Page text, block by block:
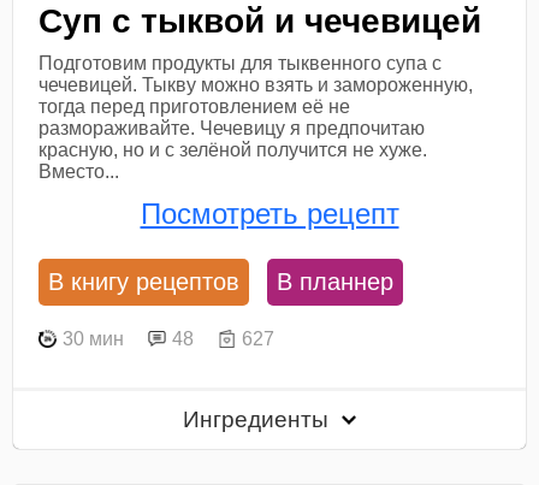
Суп с тыквой и чечевицей
Подготовим продукты для тыквенного супа с
чечевицей. Тыкву можно взять и замороженную,
тогда перед приготовлением её не
размораживайте. Чечевицу я предпочитаю
красную, но и с зелёной получится не хуже.
Вместо...
Посмотреть рецепт
В книгу рецептов В планнер
30 мин 48 627
Ингредиенты